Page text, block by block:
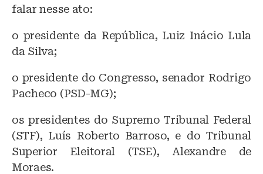
falar nesse ato:
o presidente da República, Luiz Inácio Lula
da Silva;
o presidente do Congresso, senador Rodrigo
Pacheco (PSD-MG);
os presidentes do Supremo Tribunal Federal
(STF), Luís Roberto Barroso, e do Tribunal
Superior Eleitoral (TSE), Alexandre de
Moraes.